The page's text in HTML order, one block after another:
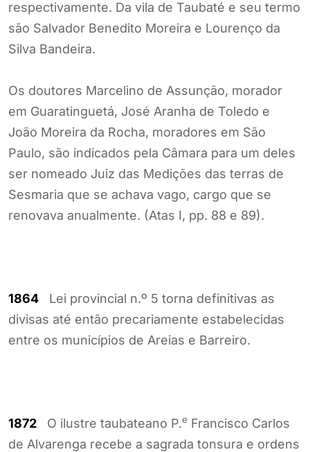
respectivamente. Da vila de Taubaté e seu termo
são Salvador Benedito Moreira e Lourenço da
Silva Bandeira.
Os doutores Marcelino de Assunção, morador
em Guaratinguetá, José Aranha de Toledo e
João Moreira da Rocha, moradores em São
Paulo, são indicados pela Câmara para um deles
ser nomeado Juiz das Medições das terras de
Sesmaria que se achava vago, cargo que se
renovava anualmente. (Atas I, pp. 88 e 89).
1864 Lei provincial n.º 5 torna definitivas as
divisas até então precariamente estabelecidas
entre os municípios de Areias e Barreiro.
1872 O ilustre taubateano P.e Francisco Carlos
de Alvarenga recebe a sagrada tonsura e ordens